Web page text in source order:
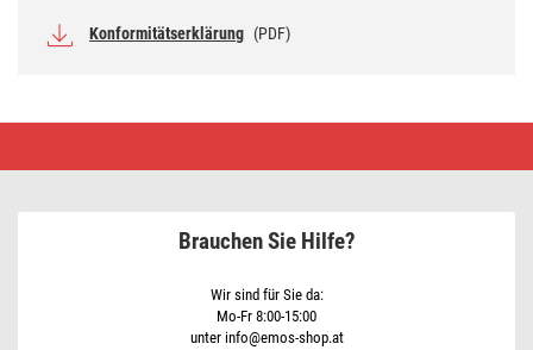
Konformitätserklärung (PDF)
Brauchen Sie Hilfe?
Wir sind für Sie da:
Mo-Fr 8:00-15:00
unter info@emos-shop.at